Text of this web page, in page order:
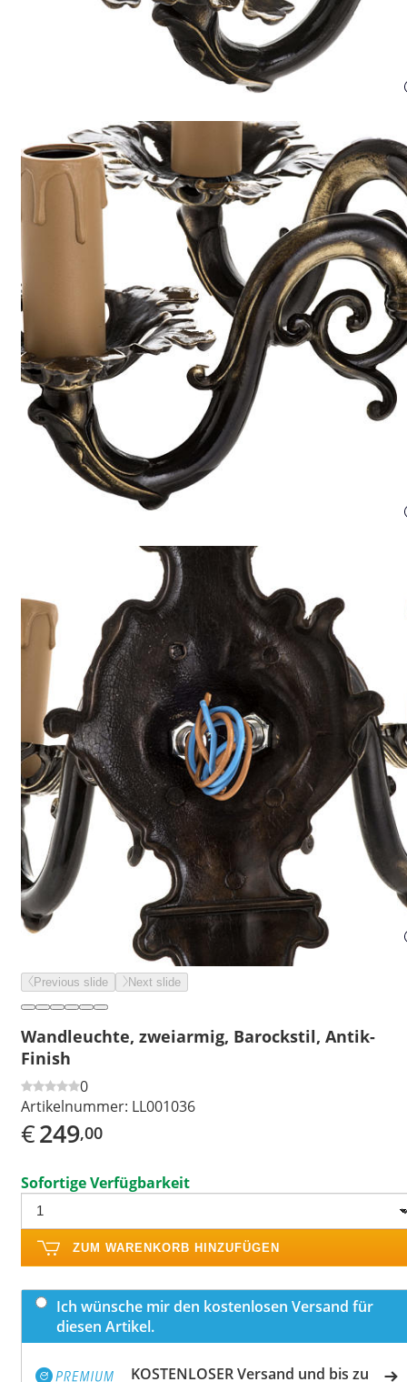
Previous slide Next slide
Wandleuchte, zweiarmig, Barockstil, Antik-
Finish
0
Artikelnummer: LL001036
€249,00
Sofortige Verfügbarkeit
ZUM WARENKORB HINZUFÜGEN
Ich wünsche mir den kostenlosen Versand für
diesen Artikel.
KOSTENLOSER Versand und bis zu